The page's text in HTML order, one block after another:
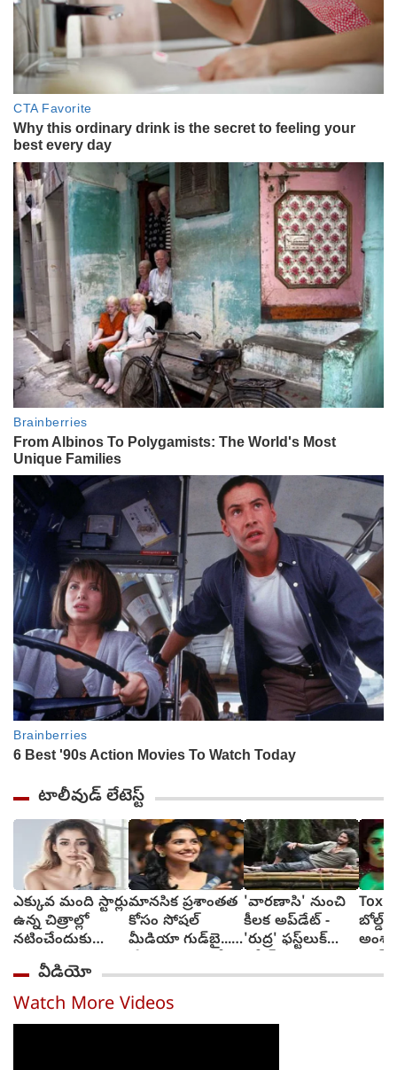
టాలీవుడ్ లేటెస్ట్
ఎక్కువ మంది స్టార్లు
ఉన్న చిత్రాల్లో
నటించేందుకు
జంకుతాను :
నయనతార
మానసిక ప్రశాంతత
కోసం సోషల్
మీడియా గుడ్‌బై...
వెల్లడి
'వారణాసి' నుంచి
కీలక అప్‌డేట్ -
'రుద్ర' ఫస్ట్‌లుక్
బోల్డ్,
వీడియో
Watch More Videos